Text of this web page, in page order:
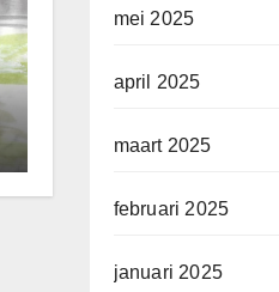
mei 2025
april 2025
maart 2025
februari 2025
januari 2025